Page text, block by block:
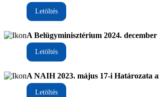
Letöltés
A Belügyminisztérium 2024.
Letöltés
A NAIH 2023. május 17-i Határozata
Letöltés